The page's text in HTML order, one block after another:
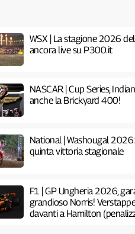
WSX | La stagione 2026
ancora live su P300.it
NASCAR | Cup Series,
anche la Brickyard 400!
National | Washougal
quinta vittoria stagionale
F1 | GP Ungheria 2026,
grandioso Norris!
davanti a Hamilton